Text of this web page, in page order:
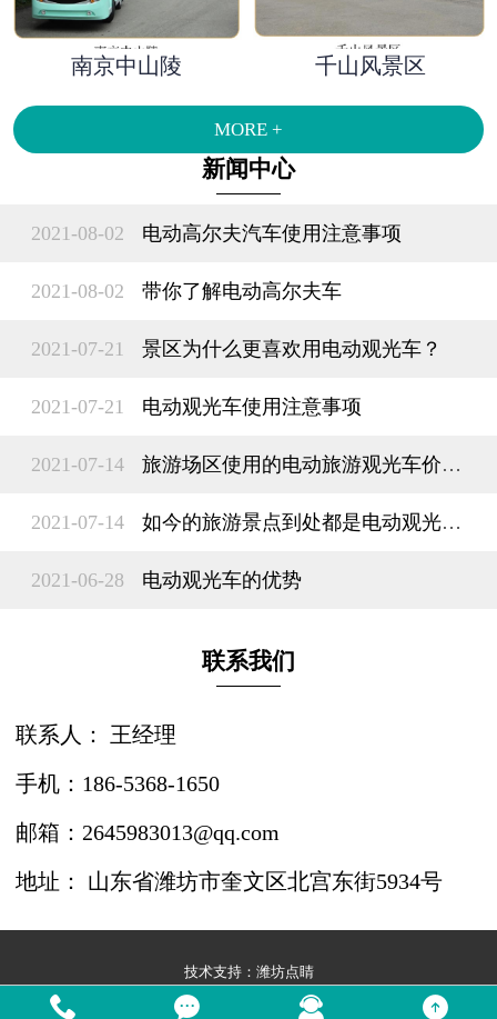
南京中山陵 千山风景区
MORE +
新闻中心
2021-08-02 电动高尔夫汽车使用注意事项
2021-08-02 带你了解​电动高尔夫车
2021-07-21 景区为什么更喜欢用电动观光车？
2021-07-21 电动观光车使用注意事项
2021-07-14 旅游场区使用的电动旅游观光车价格多少钱？
2021-07-14 如今的旅游景点到处都是电动观光车？
2021-06-28 电动观光车的优势
联系我们
联系人： 王经理
手机：186-5368-1650
邮箱：2645983013@qq.com
地址： 山东省潍坊市奎文区北宫东街5934号
技术支持： 潍坊点睛
   